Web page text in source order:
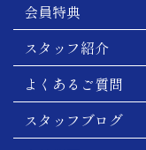
会員特典
スタッフ紹介
よくあるご質問
スタッフブログ